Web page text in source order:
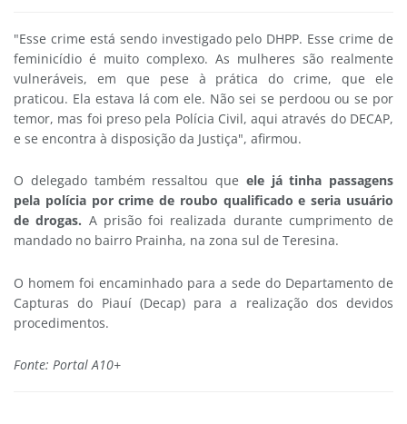
"Esse crime está sendo investigado pelo DHPP. Esse crime de
feminicídio é muito complexo. As mulheres são realmente
vulneráveis, em que pese à prática do crime, que ele
praticou. Ela estava lá com ele. Não sei se perdoou ou se por
temor, mas foi preso pela Polícia Civil, aqui através do DECAP,
e se encontra à disposição da Justiça", afirmou.
O delegado também ressaltou que ele já tinha passagens
pela polícia por crime de roubo qualificado e seria usuário
de drogas. A prisão foi realizada durante cumprimento de
mandado no bairro Prainha, na zona sul de Teresina.
O homem foi encaminhado para a sede do Departamento de
Capturas do Piauí (Decap) para a realização dos devidos
procedimentos.
Fonte: Portal A10+